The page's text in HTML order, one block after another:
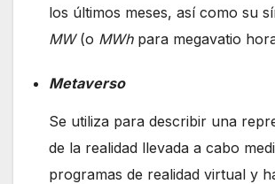
los últimos meses, así como su
MW(o MWhpara megavatio
Metaverso
Se utiliza para describir una
de la realidad llevada a cabo
programas de realidad virtual y